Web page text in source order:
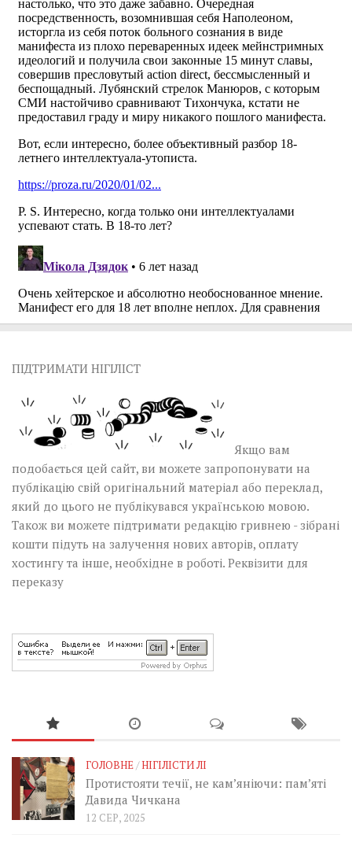
ПІДТРИМАТИ НІГІЛІСТ
Якщо вам
подобається цей сайт, ви можете запропонувати на
публікацію свій оригінальний матеріал або переклад,
який до цього не публікувався українською мовою.
Також ви можете підтримати редакцію гривнею - зібрані
кошти підуть на залучення нових авторів, оплату
хостингу та інше, необхідне в роботі. Реквізити для
переказу
ГОЛОВНЕ/НІГІЛІСТИ ЛІ
Протистояти течії, не кам’яніючи: пам’яті
Давида Чичкана
12 СЕР, 2025